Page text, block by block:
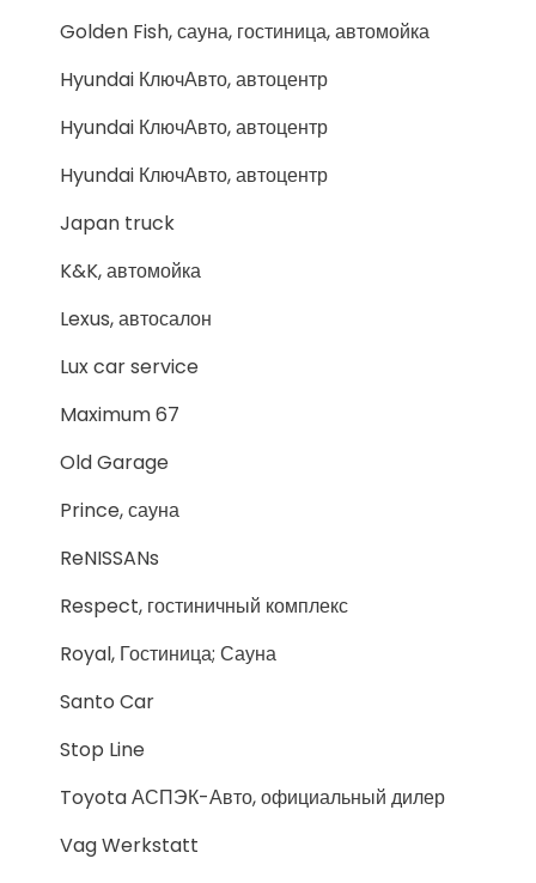
Golden Fish, сауна, гостиница, автомойка
Hyundai КлючАвто, автоцентр
Hyundai КлючАвто, автоцентр
Hyundai КлючАвто, автоцентр
Japan truck
K&K, автомойка
Lexus, автосалон
Lux car service
Maximum 67
Old Garage
Prince, сауна
ReNISSANs
Respect, гостиничный комплекс
Royal, Гостиница; Сауна
Santo Car
Stop Line
Toyota АСПЭК-Авто, официальный дилер
Vag Werkstatt